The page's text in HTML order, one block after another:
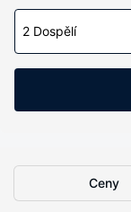
2 Dospělí
Ceny